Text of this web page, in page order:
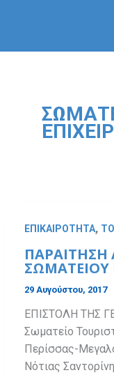
ΕΠΙΚΑΙΡΟΤΗΤΑ,
ΠΑΡΑΙΤΗΣΗ
ΣΩΜΑΤΕΙΟΥ
29 Αυγούστου, 2017
ΕΠΙΣΤΟΛΗ ΤΗΣ
Σωματείο
Περίσσας-
Νότιας